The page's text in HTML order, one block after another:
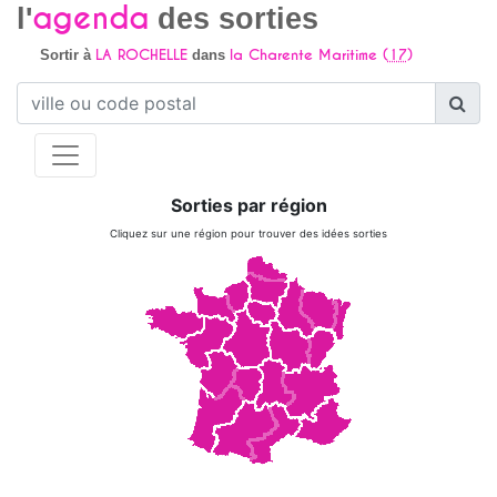
l'agenda des sorties
Sortir à LA ROCHELLEdans la Charente Maritime (17)
Sorties par région
Cliquez sur une région pour trouver des idées sorties